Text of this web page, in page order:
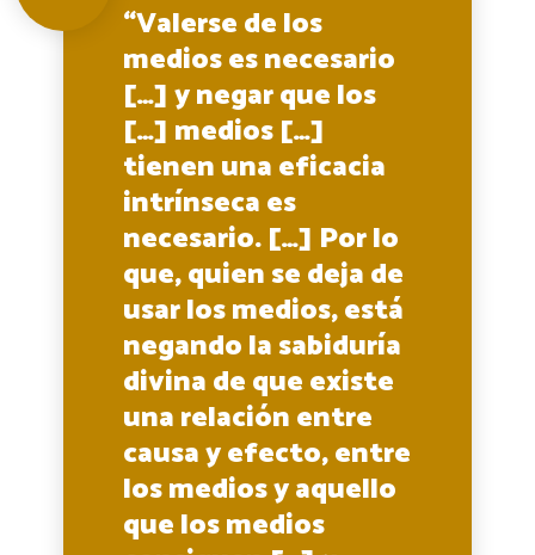
“Valerse de los
medios es necesario
[…] y negar que los
[…] medios […]
tienen una eficacia
intrínseca es
necesario. […] Por lo
que, quien se deja de
usar los medios, está
negando la sabiduría
divina de que existe
una relación entre
causa y efecto, entre
los medios y aquello
que los medios